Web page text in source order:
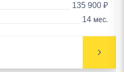
135 900 ₽
14 мес.